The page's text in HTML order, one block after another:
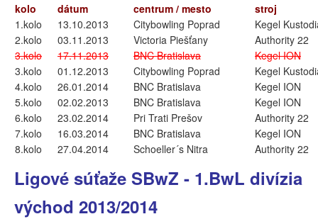
kolo dátum centrum / mesto
stroj
1.kolo
13.10.2013 Citybowling Poprad
Kegel
2.kolo
03.11.2013 Victoria Piešťany
Authority 22
3.kolo
17.11.2013 BNC Bratislava
Kegel ION
3.kolo
01.12.2013 Citybowling Poprad
Kegel
4.kolo
26.01.2014 BNC Bratislava
Kegel ION
5.kolo
02.02.2013 BNC Bratislava
Kegel ION
6.kolo
23.02.2014 Pri Trati Prešov
Authority 22
7.kolo
16.03.2014 BNC Bratislava
Kegel ION
8.kolo
27.04.2014 Schoeller´s Nitra Authority 22
Ligové súťaže SBwZ - 1.BwL divízia
východ 2013/2014